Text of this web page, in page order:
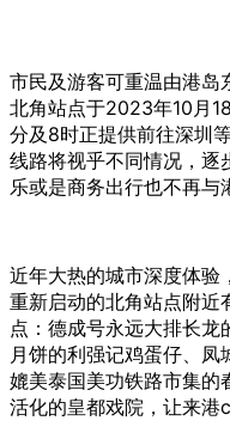
市民及游客可重温由港岛
北角站点于2023年10月
分及8时正提供前往深圳
线路将视乎不同情况，逐
乐或是商务出行也不再与
近年大热的城市深度体验
重新启动的北角站点附
点：德成号永远大排长龙
月饼的利强记鸡蛋仔、
媲美泰国美功铁路市集的
活化的皇都戏院，让来港